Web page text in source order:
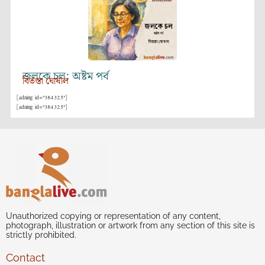
জলকে চল: অষ্টম পর্ব
বিতস্তা ঘোষাল
[adning id="384325"]
[adning id="384325"]
Unauthorized copying or representation of any content,
photograph, illustration or artwork from any section of this site is
strictly prohibited.
Contact